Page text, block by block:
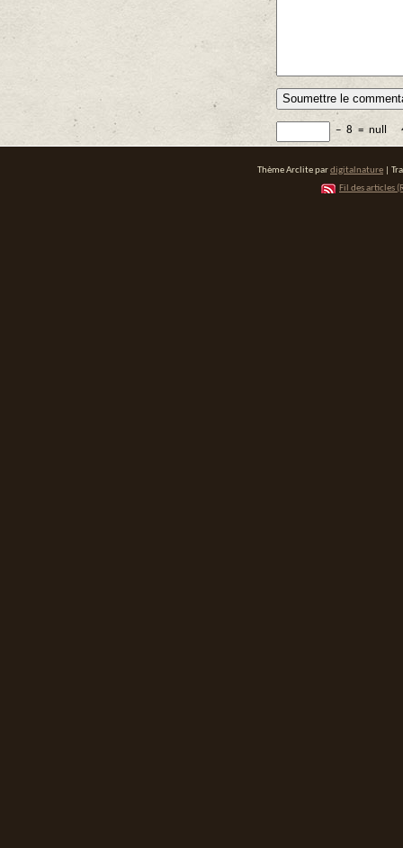
− 8 = null
Thème Arclite pardigitalnature |
Fil des articles